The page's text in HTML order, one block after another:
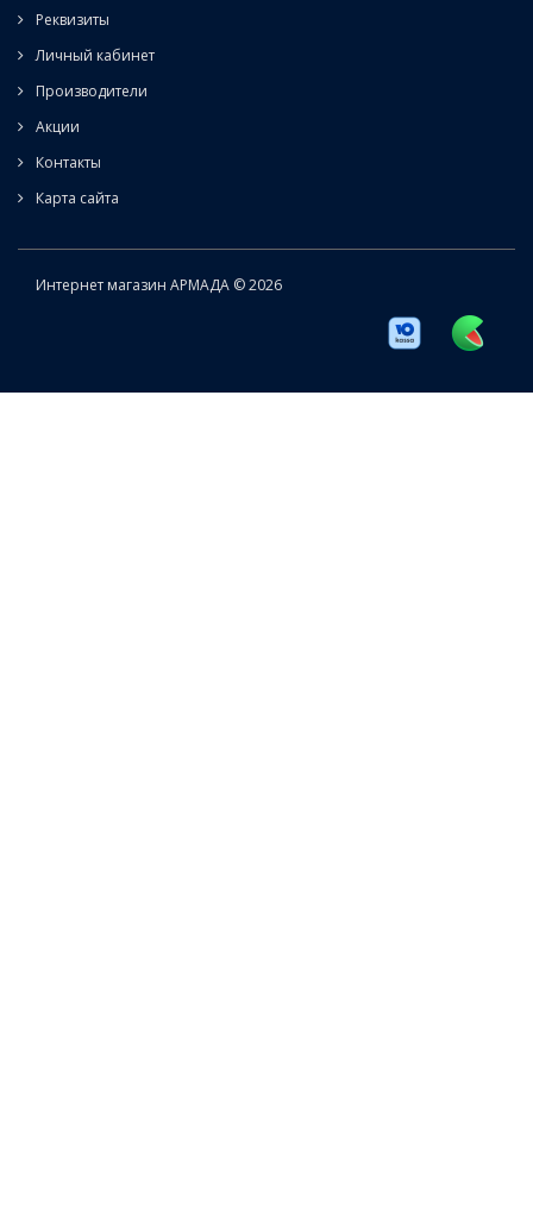
Реквизиты
Личный кабинет
Производители
Акции
Контакты
Карта сайта
Интернет магазин АРМАДА © 2026